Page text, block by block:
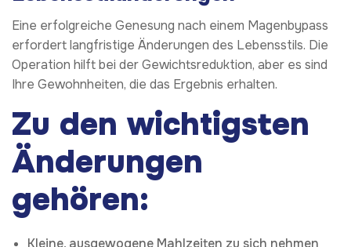
Eine erfolgreiche Genesung nach einem Magenbypass
erfordert langfristige Änderungen des Lebensstils. Die
Operation hilft bei der Gewichtsreduktion, aber es sind
Ihre Gewohnheiten, die das Ergebnis erhalten.
Zu den wichtigsten
Änderungen
gehören: